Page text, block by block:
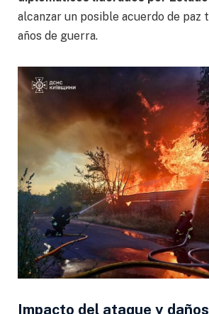
alcanzar un posible acuerdo de paz
años de guerra.
Impacto del ataque y